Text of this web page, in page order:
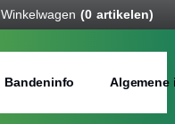
Winkelwagen (0 artikelen)
Bandeninfo Algemene